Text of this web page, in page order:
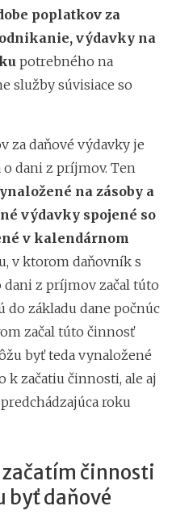
poplatkov za
výdavky na
potrebného na
služby súvisiace so
za daňové výdavky je
dani z príjmov. Ten
na zásoby a
výdavky spojené so
v kalendárnom
v ktorom daňovník s
z príjmov začal túto
do základu dane počnúc
začal túto činnosť
byť teda vynaložené
k začatiu činnosti, ale aj
roku
činnosti
byť daňové